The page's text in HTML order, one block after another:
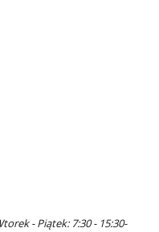
- Piątek: 7:30 - 15:30-